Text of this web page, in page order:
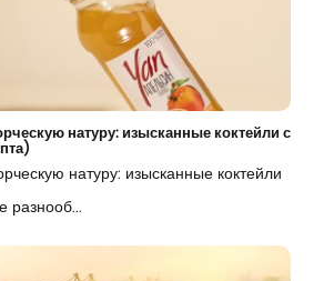
натуру: изысканные коктейли с
натуру: изысканные коктейли
разнооб...